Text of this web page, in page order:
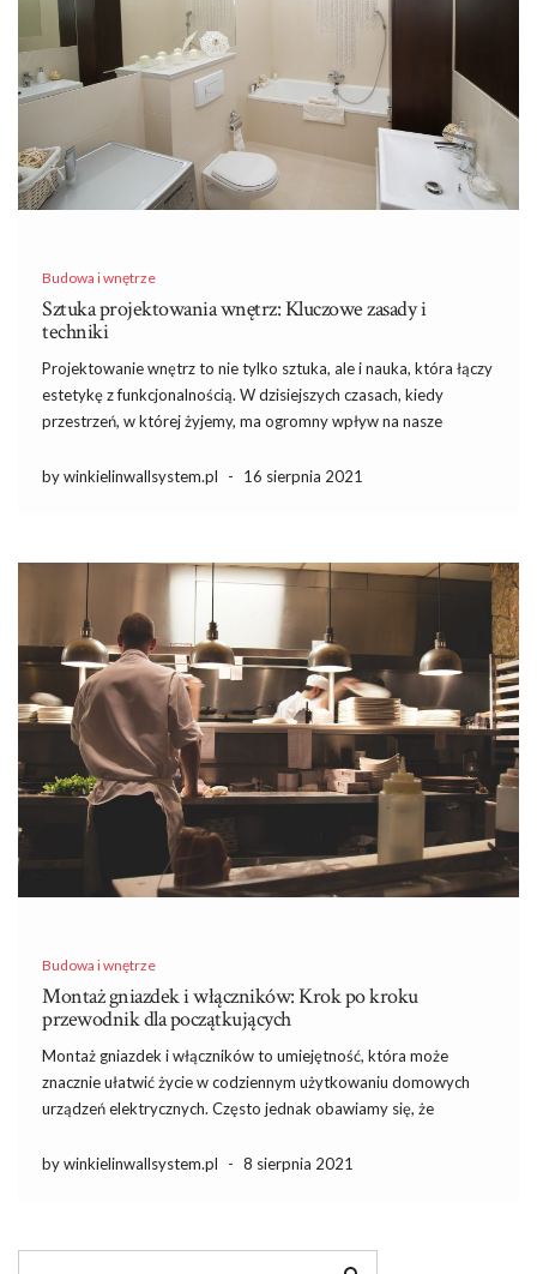
Budowa i wnętrze
Sztuka projektowania wnętrz: Kluczowe zasady i
techniki
Projektowanie wnętrz to nie tylko sztuka, ale i nauka, która łączy
estetykę z funkcjonalnością. W dzisiejszych czasach, kiedy
przestrzeń, w której żyjemy, ma ogromny wpływ na nasze
aranżacją. Kluczowe elementy, takie jak harmonia, równowaga i
by winkielinwallsystem.pl - 16 sierpnia 2021
Budowa i wnętrze
Montaż gniazdek i włączników: Krok po kroku
przewodnik dla początkujących
Montaż gniazdek i włączników to umiejętność, która może
znacznie ułatwić życie w codziennym użytkowaniu domowych
urządzeń elektrycznych. Często jednak obawiamy się, że
skomplikowane. Warto jednak wiedzieć, że odpowiednie
by winkielinwallsystem.pl - 8 sierpnia 2021